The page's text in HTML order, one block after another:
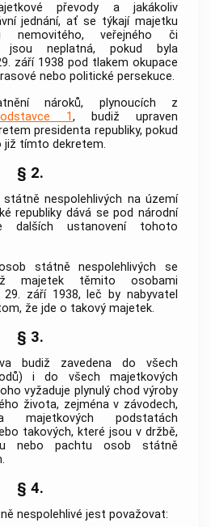
převody a jakákoliv
jednání, ať se týkají majetku
nemovitého, veřejného či
jsou neplatná, pokud byla
září 1938 pod tlakem okupace
nebo politické persekuce.
nároků, plynoucích z
odstavce 1, budiž upraven
presidenta republiky, pokud
již tímto dekretem.
§ 2.
státně nespolehlivých na území
republiky dává se pod národní
dalších ustanovení tohoto
státně nespolehlivých se
majetek těmito osobami
29. září 1938, leč by nabyvatel
že jde o takový majetek.
§ 3.
budiž zavedena do všech
i do všech majetkových
vyžaduje plynulý chod výroby
života, zejména v závodech,
majetkových podstatách
takových, které jsou v držbě,
nebo pachtu osob státně
§ 4.
nespolehlivé jest považovat: